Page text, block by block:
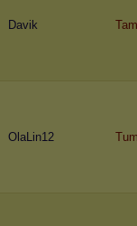
Davik
OlaLin12